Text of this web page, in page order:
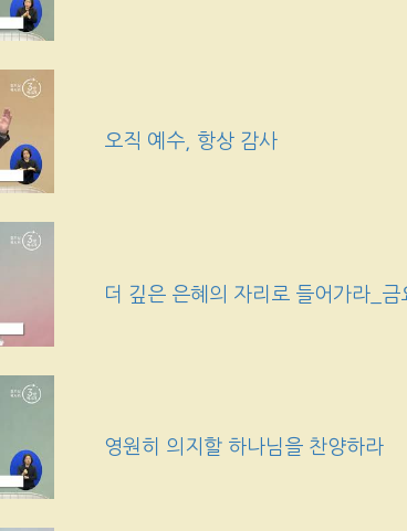
오직 예수, 항상 감사
더 깊은 은혜의 자리로 들어가라_금
영원히 의지할 하나님을 찬양하라